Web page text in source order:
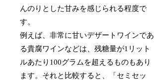
んのりとした甘みを感じられる程度で
す。
例えば、非常に甘いデザートワインであ
る貴腐ワインなどは、残糖量が1リット
ルあたり100グラムを超えるものもあり
ます。それと比較すると、「セミセッ